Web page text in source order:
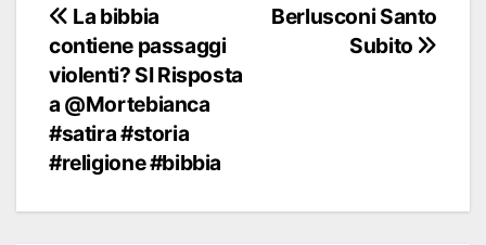
Navigazione
articoli
Berlusconi Santo
Subito
La bibbia
contiene passaggi
violenti? SI Risposta
a @Mortebianca
#satira #storia
#religione #bibbia